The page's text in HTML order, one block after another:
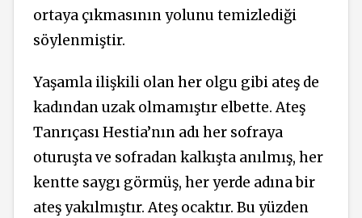
ortaya çıkmasının yolunu temizlediği
söylenmiştir.
Yaşamla ilişkili olan her olgu gibi ateş de
kadından uzak olmamıştır elbette. Ateş
Tanrıçası Hestia’nın adı her sofraya
oturuşta ve sofradan kalkışta anılmış, her
kentte saygı görmüş, her yerde adına bir
ateş yakılmıştır. Ateş ocaktır. Bu yüzden